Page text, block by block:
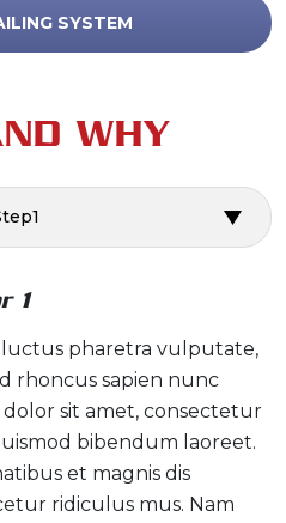
SYSTEM
WHY
1
pharetra vulputate,
rhoncus sapien nunc
sit amet, consectetur
bibendum laoreet.
et magnis dis
ridiculus mus. Nam